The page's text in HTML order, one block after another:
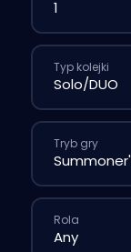
Typ kolejki
Tryb gry
Rola